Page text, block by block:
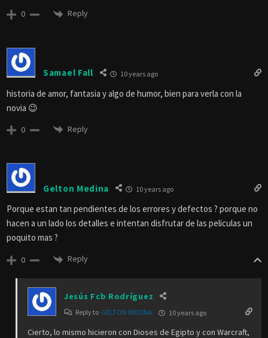
0 Reply
Samael Fall 10 years ago
historia de amor, fantasia y algo de humor, bien para verla con la
novia 😉
0 Reply
Gelton Medina 10 years ago
Porque estan tan pendientes de los errores y defectos ? porque no
hacen a un lado los detalles e intentan disfrutar de las peliculas un
poquito mas ?
0 Reply
Jesús Fcb Rodríguez
Reply to GELTON MEDINA 10 years ago
Cierto, lo mismo hicieron con Dioses de Egipto y con Warcraft,